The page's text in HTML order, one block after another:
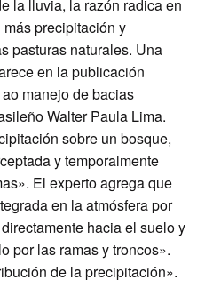
la lluvia, la razón radica en
precipitación y
pasturas naturales. Una
en la publicación
manejo de bacias
Walter Paula Lima.
sobre un bosque,
y temporalmente
El experto agrega que
en la atmósfera por
hacia el suelo y
por las ramas y troncos».
de la precipitación».